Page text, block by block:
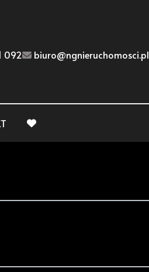
092 biuro@ngnieruchomosci.pl
favorite